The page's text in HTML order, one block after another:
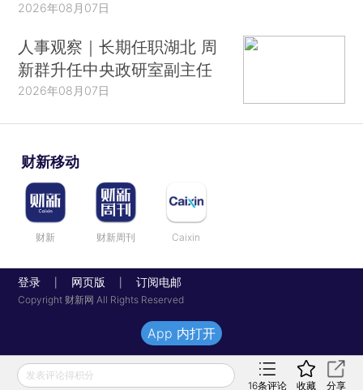
2026年08月07日
人事观察｜长期任职湖北 周
新群升任中央政研室副主任
2026年08月07日
财新移动
财新 财新周刊 Caixin
登录 网页版 订阅电邮
Copyright 财新网 All Rights Reserved
发表评论得积分
16条评论 收藏 分享
App 内打开